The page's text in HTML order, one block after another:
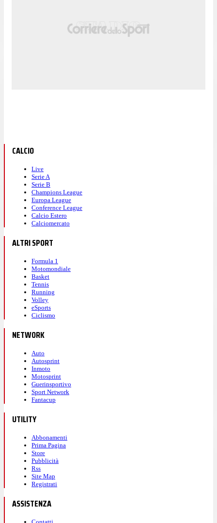
CALCIO
Live
Serie A
Serie B
Champions League
Europa League
Conference League
Calcio Estero
Calciomercato
ALTRI SPORT
Formula 1
Motomondiale
Basket
Tennis
Running
Volley
eSports
Ciclismo
NETWORK
Auto
Autosprint
Inmoto
Motosprint
Guerinsportivo
Sport Network
Fantacup
UTILITY
Abbonamenti
Prima Pagina
Store
Pubblicità
Rss
Site Map
Registrati
ASSISTENZA